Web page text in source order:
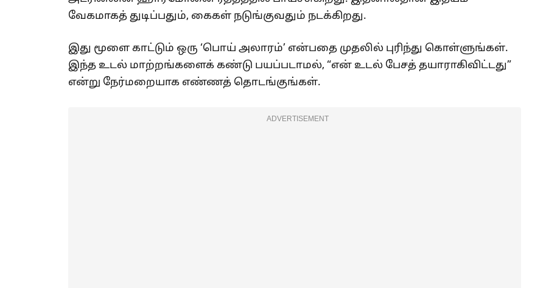
வேகமாகத் துடிப்பதும், கைகள் நடுங்குவதும் நடக்கிறது.
இது மூளை காட்டும் ஒரு ‘பொய் அலாரம்’ என்பதை முதலில் புரிந்து கொள்ளுங்கள்.
இந்த உடல் மாற்றங்களைக் கண்டு பயப்படாமல், “என் உடல் பேசத் தயாராகிவிட்டது”
என்று நேர்மறையாக எண்ணத் தொடங்குங்கள்.
ADVERTISEMENT